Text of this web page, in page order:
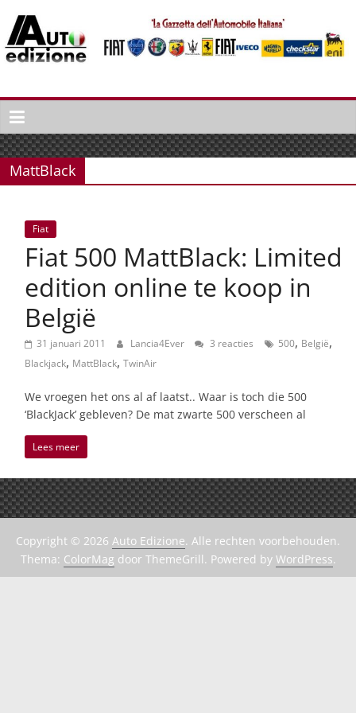
naar
inhoud
Auto
Edizione
La
Gazetta
dell'Automobile
Italiaans
autonieuws
lifestyle
MattBlack
Fiat
Fiat 500 MattBlack: Limited
edition online te koop in
België
31 januari 2011 Lancia4Ever 3 reacties 500, België,
Blackjack, MattBlack, TwinAir
We vroegen het ons al af laatst.. Waar is toch die 500
‘BlackJack’ gebleven? De mat zwarte 500 verscheen al
Lees meer
Copyright © 2026 Auto Edizione. Alle rechten voorbehouden.
Thema: ColorMag door ThemeGrill. Powered by WordPress.